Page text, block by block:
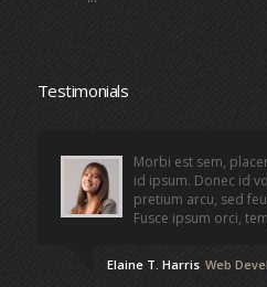
Testimonials
Morbi est sem,
id ipsum. Donec id
pretium arcu, sed
Fusce ipsum orci,
Elaine T. Harris Web